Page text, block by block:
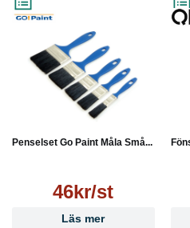
Penselset Go Paint Måla Små...
46kr/st
Läs mer